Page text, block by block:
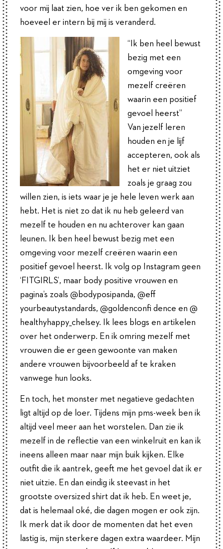
voor mij laat zien, hoe ver ik ben gekomen en
hoeveel er intern bij mij is veranderd.
“Ik ben heel bewust
bezig met een
omgeving voor
mezelf creëren
waarin een positief
gevoel heerst”
Van jezelf leren
houden en je lijf
accepteren, ook als
het er niet uitziet
zoals je graag zou
willen zien, is iets waar je je hele leven werk aan
hebt. Het is niet zo dat ik nu heb geleerd van
mezelf te houden en nu achterover kan gaan
leunen. Ik ben heel bewust bezig met een
omgeving voor mezelf creëren waarin een
positief gevoel heerst. Ik volg op Instagram geen
‘FITGIRLS’, maar body positive vrouwen en
pagina’s zoals @bodyposipanda, @eff
yourbeautystandards, @goldenconfi dence en @
healthyhappy_chelsey. Ik lees blogs en artikelen
over het onderwerp. En ik omring mezelf met
vrouwen die er geen gewoonte van maken
andere vrouwen bijvoorbeeld af te kraken
vanwege hun looks.
En toch, het monster met negatieve gedachten
ligt altijd op de loer. Tijdens mijn pms-week ben ik
altijd veel meer aan het worstelen. Dan zie ik
mezelf in de reflectie van een winkelruit en kan ik
ineens alleen maar naar mijn buik kijken. Elke
outfit die ik aantrek, geeft me het gevoel dat ik er
niet uitzie. En dan eindig ik steevast in het
grootste oversized shirt dat ik heb. En weet je,
dat is helemaal oké, die dagen mogen er ook zijn.
Ik merk dat ik door de momenten dat het even
lastig is, mijn sterkere dagen extra waardeer. Mijn